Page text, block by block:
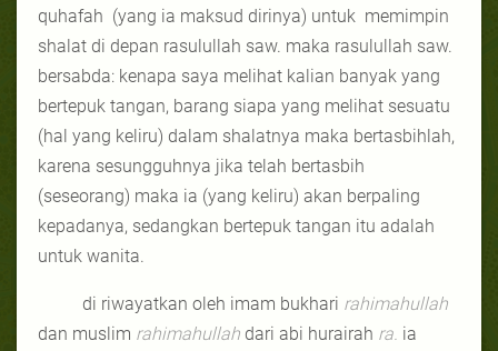
quhafah (yang ia maksud dirinya) untuk memimpin
shalat di depan rasulullah saw. maka rasulullah saw.
bersabda: kenapa saya melihat kalian banyak yang
bertepuk tangan, barang siapa yang melihat sesuatu
(hal yang keliru) dalam shalatnya maka bertasbihlah,
karena sesungguhnya jika telah bertasbih
(seseorang) maka ia (yang keliru) akan berpaling
kepadanya, sedangkan bertepuk tangan itu adalah
untuk wanita.
di riwayatkan oleh imam bukhari rahimahullah
dan muslim rahimahullah dari abi hurairah ra. ia